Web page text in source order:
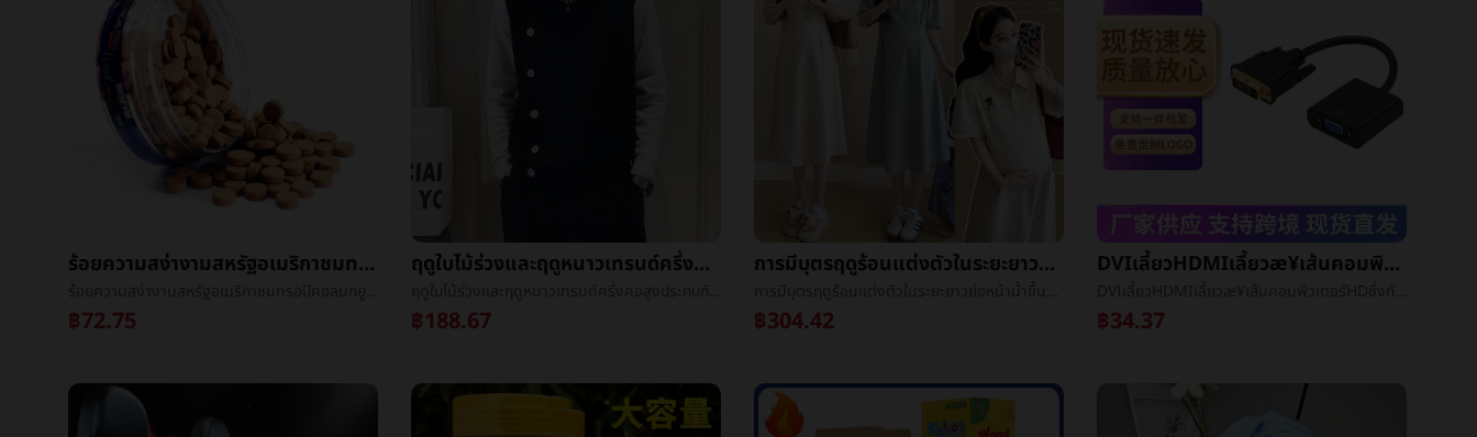
ร้อยความสง่างามสหรัฐอเมริกาชมทรอปิคอลนกยูงปลาขนาดเล็กแสงปลาเป็นอมตะçปลาเม้าส์ปลาå°ปลาปะให้อาหารปลาเมล็ดข้าวปลาé£
฿72.75
ฤดูใบไม้ร่วงและฤดูหนาวเทรนด์ครึ่งคอสูงประกบกันเท็จทั้งสองชิ้นเสื้อกันหนาวชายเกาหลีฉบับที่ตีพิมพ์บางLeisureบุคลิกภาพเสื้อถัก
฿188.67
การมีบุตรฤดูร้อนแต่งตัวในระยะยาวย่อหน้าน้ำขึ้นน้ำลงแม่æ°ย่อหน้าเกาหลีหลวมLeisurepoloปลอกคอเสื้อยืดคอกลมแสดงบางกระโปรง
฿304.42
DVIเลี้ยวHDMIเลี้ยวæ¥เส้นคอมพิวเตอร์HDซึ่งกันและกันเลี้ยวเส้นDVI241TOHDMIFเส้น
฿34.37